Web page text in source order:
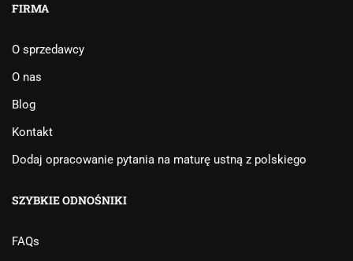
FIRMA
O sprzedawcy
O nas
Blog
Kontakt
Dodaj opracowanie pytania na maturę ustną z polskiego
SZYBKIE ODNOŚNIKI
FAQs